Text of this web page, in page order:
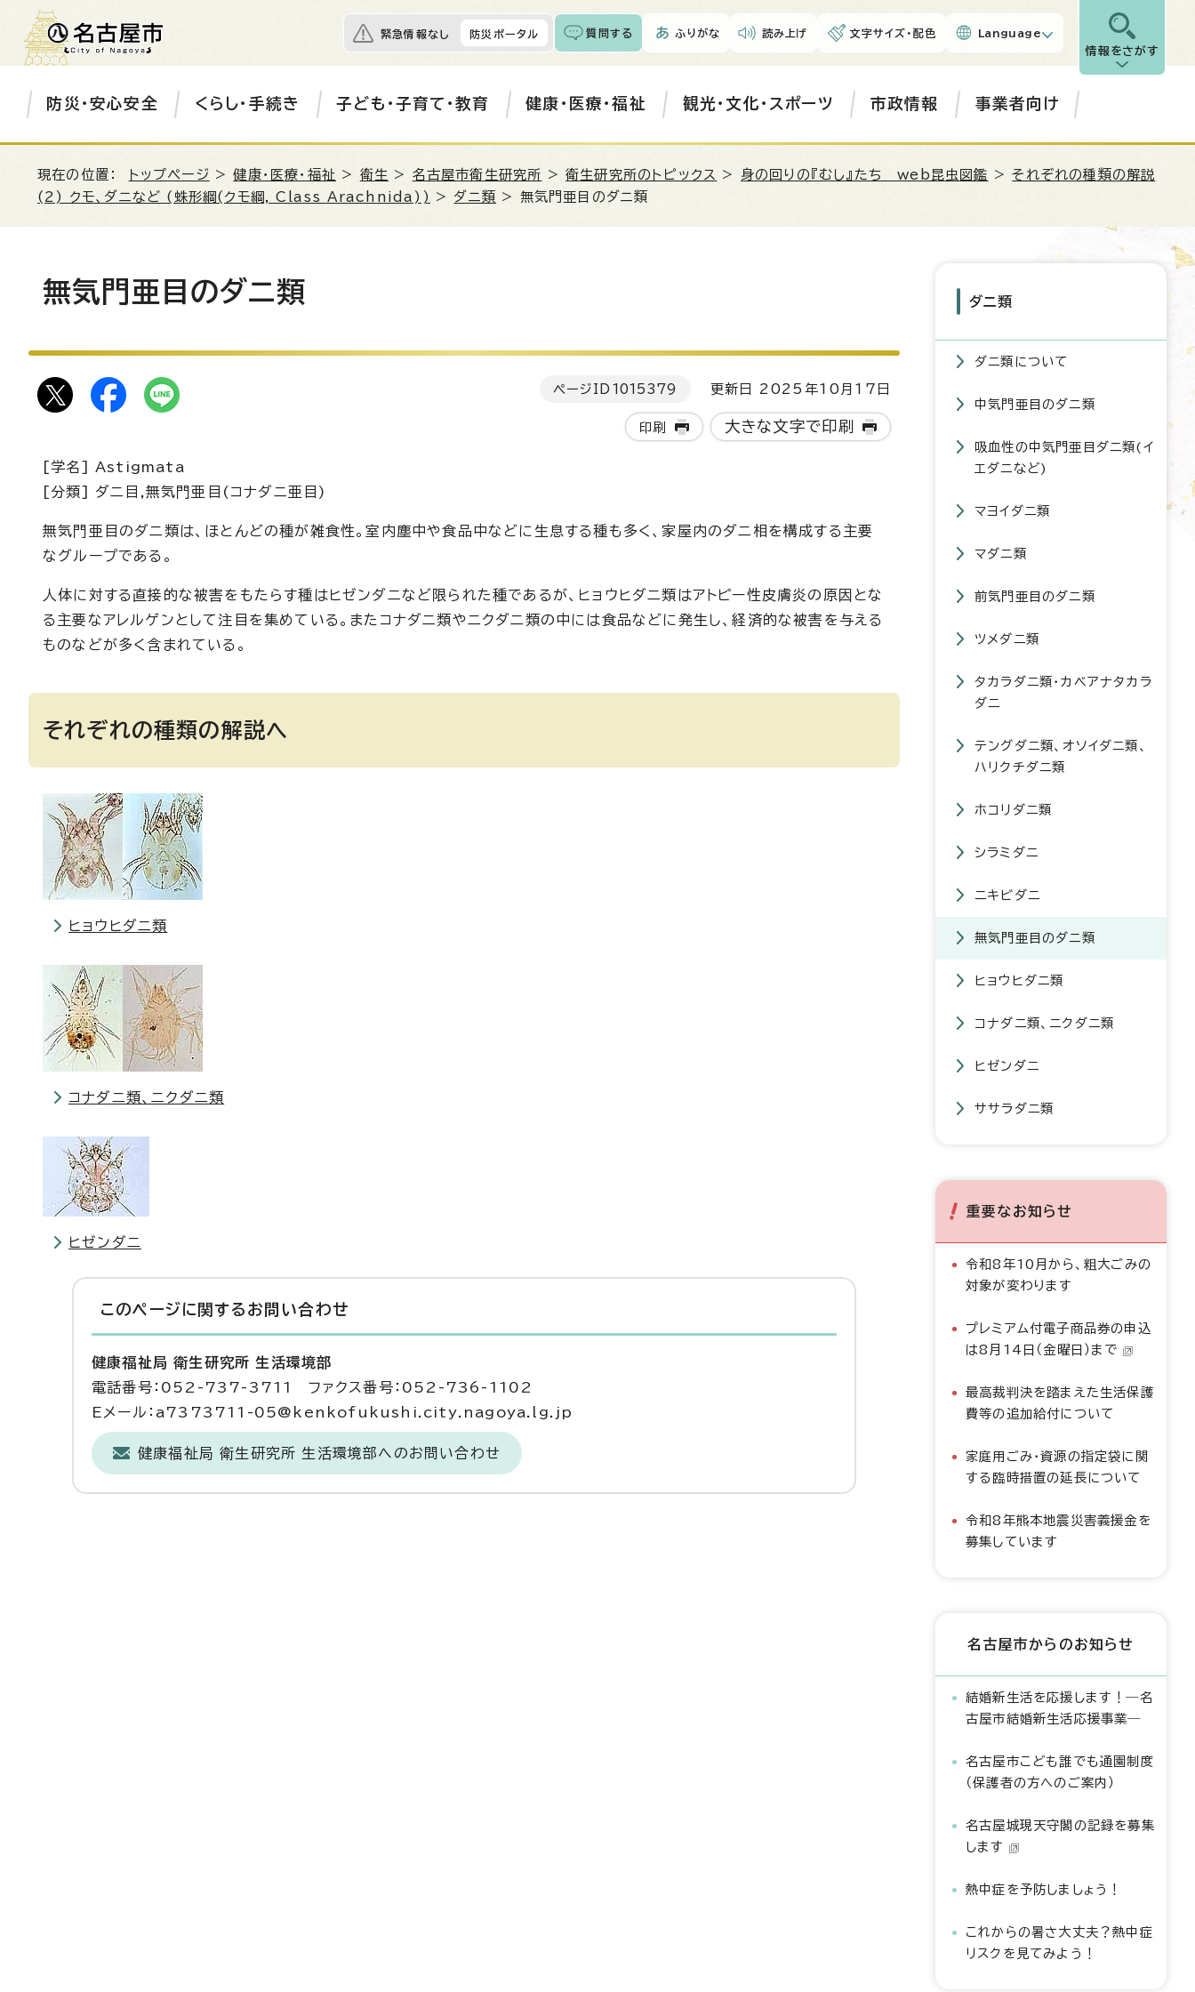
緊急情報なし 防災ポータル 質問する ふりがな 読み上げ 文字サイズ・配色 Language
情報をさがす
防災・安心安全 くらし・手続き 子ども・子育て・教育 健康・医療・福祉 観光・文化・スポーツ 市政情報 事業者向け
現在の位置： トップページ >健康・医療・福祉 > 衛生 > 名古屋市衛生研究所 >衛生研究所のトピックス > 身の回りの『むし』たち web昆虫図鑑 >それぞれの種類の解説
(2) クモ、ダニなど (蛛形綱(クモ綱, Class Arachnida)) > ダニ類 > 無気門亜目のダニ類
無気門亜目のダニ類
ページID 1015379 更新日 2025年10月17日
印刷 大きな文字で印刷
[学名] Astigmata
[分類] ダニ目,無気門亜目(コナダニ亜目)
無気門亜目のダニ類は、ほとんどの種が雑食性。室内塵中や食品中などに生息する種も多く、家屋内のダニ相を構成する主要
なグループである。
人体に対する直接的な被害をもたらす種はヒゼンダニなど限られた種であるが、ヒョウヒダニ類はアトピー性皮膚炎の原因とな
る主要なアレルゲンとして注目を集めている。またコナダニ類やニクダニ類の中には食品などに発生し、経済的な被害を与える
ものなどが多く含まれている。
それぞれの種類の解説へ
ヒョウヒダニ類
コナダニ類、ニクダニ類
ヒゼンダニ
このページに関する お問い合わせ
健康福祉局 衛生研究所 生活環境部
電話番号：052-737-3711 ファクス番号：052-736-1102
Eメール：a7373711-05@kenkofukushi.city.nagoya.lg.jp
健康福祉局 衛生研究所 生活環境部へのお問い合わせ
ダニ類
ダニ類について
中気門亜目のダニ類
吸血性の中気門亜目ダニ類(イ
エダニなど)
マヨイダニ類
マダニ類
前気門亜目のダニ類
ツメダニ類
タカラダニ類・カベアナタカラ
ダニ
テングダニ類、オソイダニ類、
ハリクチダニ類
ホコリダニ類
シラミダニ
ニキビダニ
無気門亜目のダニ類
ヒョウヒダニ類
コナダニ類、ニクダニ類
ヒゼンダニ
ササラダニ類
重要なお知らせ
令和8年10月から、粗大ごみの
対象が変わります
プレミアム付電子商品券の申込
は8月14日（金曜日）まで
最高裁判決を踏まえた生活保護
費等の追加給付について
家庭用ごみ・資源の指定袋に関
する臨時措置の延長について
令和8年熊本地震災害義援金を
募集しています
名古屋市からのお知らせ
結婚新生活を応援します！―名
古屋市結婚新生活応援事業―
名古屋市こども誰でも通園制度
（保護者の方へのご案内）
名古屋城現天守閣の記録を募集
します
熱中症を予防しましょう！
これからの暑さ大丈夫？熱中症
リスクを見てみよう！